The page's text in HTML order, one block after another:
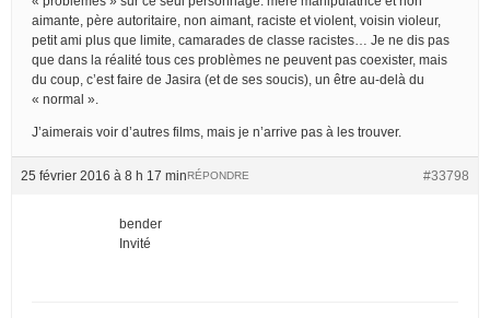
aimante, père autoritaire, non aimant, raciste et violent, voisin violeur,
petit ami plus que limite, camarades de classe racistes… Je ne dis pas
que dans la réalité tous ces problèmes ne peuvent pas coexister, mais
du coup, c’est faire de Jasira (et de ses soucis), un être au-delà du
« normal ».
J’aimerais voir d’autres films, mais je n’arrive pas à les trouver.
25 février 2016 à 8 h 17 min #33798
RÉPONDRE
bender
Invité